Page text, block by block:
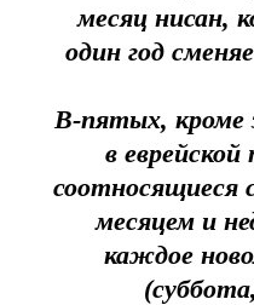
месяц нисан,
один год
В-пятых, кроме
в
соотносящиеся
месяцем и
каждое